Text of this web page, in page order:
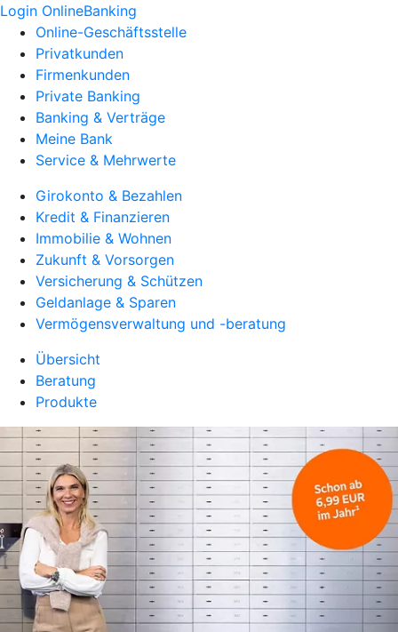
Login OnlineBanking
Online-Geschäftsstelle
Privatkunden
Firmenkunden
Private Banking
Banking & Verträge
Meine Bank
Service & Mehrwerte
Girokonto & Bezahlen
Kredit & Finanzieren
Immobilie & Wohnen
Zukunft & Vorsorgen
Versicherung & Schützen
Geldanlage & Sparen
Vermögensverwaltung und -beratung
Übersicht
Beratung
Produkte